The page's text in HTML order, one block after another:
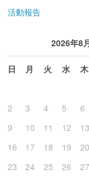
活動報告
2026年8
日 月 火 水 木
2
3 4 5 6
9
10 11 12 13
16
17 18 19 20
23
24 25 26 27